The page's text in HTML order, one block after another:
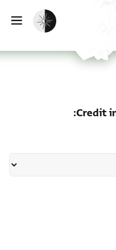
تفعيل الوضع المظلم
Credit